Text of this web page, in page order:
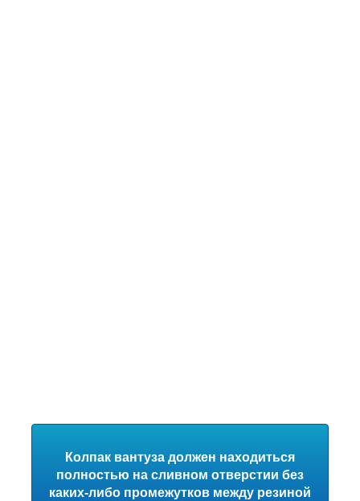
Колпак вантуза должен находиться
полностью на сливном отверстии без
каких-либо промежутков между резиной